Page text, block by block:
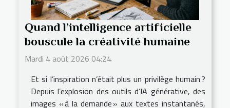
Quand l’intelligence artificielle
bouscule la créativité humaine
Mardi 4 août 2026 04:24
Et si l’inspiration n’était plus un privilège humain ?
Depuis l’explosion des outils d’IA générative, des
images « à la demande » aux textes instantanés,